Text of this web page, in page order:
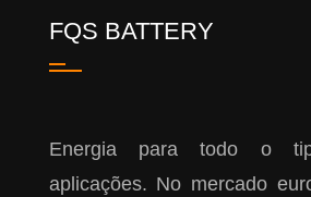
FQS BATTERY
Energia para todo o
aplicações. No mercado